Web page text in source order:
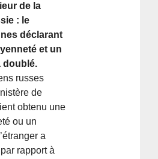
de la
: le
déclarant
et un
doublé.
russes
de
obtenu une
ou un
a
rapport à